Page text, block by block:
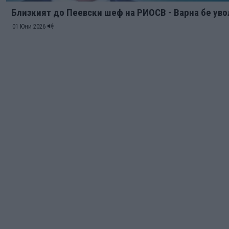
Близкият до Пеевски шеф на РИОСВ - Варна бе
01 Юни 2026